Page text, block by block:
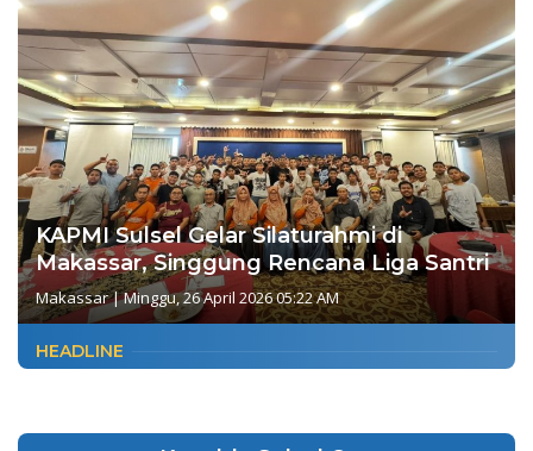
KAPMI Sulsel Gelar Silaturahmi di
Makassar, Singgung Rencana Liga Santri
Makassar|Minggu, 26 April 2026 05:22 AM
HEADLINE